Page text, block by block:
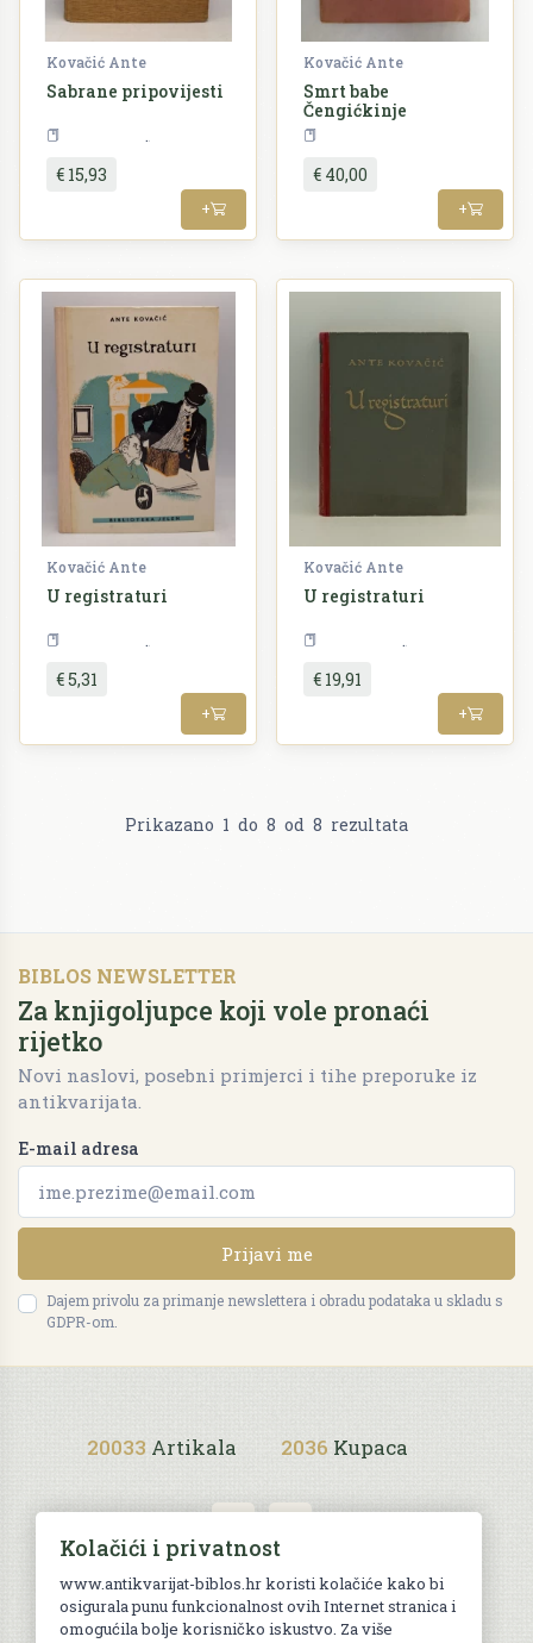
Kovačić Ante
Sabrane pripovijesti
€ 15,93
+
Kovačić Ante
Smrt babe
Čengićkinje
€ 40,00
+
Kovačić Ante
U registraturi
€ 5,31
+
Kovačić Ante
U registraturi
€ 19,91
+
Prikazano 1 do 8 od 8 rezultata
BIBLOS NEWSLETTER
Za knjigoljupce koji vole pronaći
rijetko
Novi naslovi, posebni primjerci i tihe preporuke iz
antikvarijata.
E-mail adresa
Prijavi me
Dajem privolu za primanje newslettera i obradu podataka u skladu s
GDPR-om.
20033 Artikala 2036 Kupaca
Uvjeti kupnje
Kolačići i privatnost
www.antikvarijat-biblos.hr koristi kolačiće kako bi
osigurala punu funkcionalnost ovih Internet stranica i
omogućila bolje korisničko iskustvo. Za više